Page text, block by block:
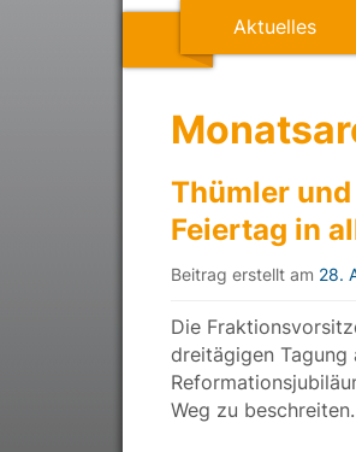
Aktuelles
Thümler
Feiertag in
Beitrag erstellt am 28.
Die
dreitägigen Tagung
Weg zu